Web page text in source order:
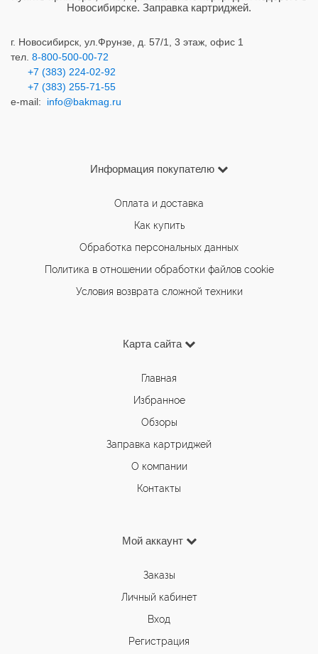
Новосибирске. Заправка картриджей.
г. Новосибирск, ул.Фрунзе, д. 57/1, 3 этаж, офис 1
тел. 8-800-500-00-72
+7 (383) 224-02-92
+7 (383) 255-71-55
e-mail: info@bakmag.ru
Информация покупателю
Оплата и доставка
Как купить
Обработка персональных данных
Политика в отношении обработки файлов cookie
Условия возврата сложной техники
Карта сайта
Главная
Избранное
Обзоры
Заправка картриджей
О компании
Контакты
Мой аккаунт
Заказы
Личный кабинет
Вход
Регистрация